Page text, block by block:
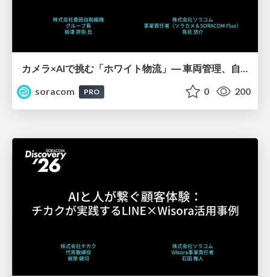
カメラ×AIで挑む「ホワイト物流」― 車両管理、自動化の壁と突破口【SORACOM Discovery 2026】
soracom
PRO 0 200